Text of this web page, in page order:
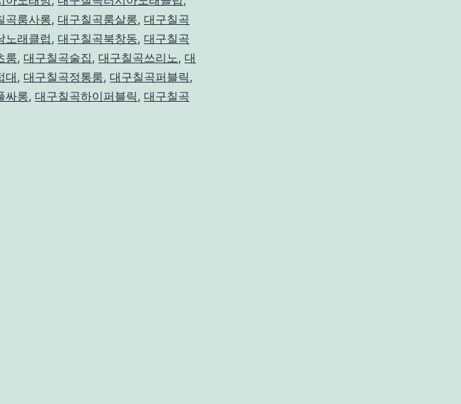
곡룸사롱, 대구칠곡룸살롱, 대구칠곡
노래클럽, 대구칠곡북창동, 대구칠곡
룸, 대구칠곡술집, 대구칠곡쓰리노, 대
대, 대구칠곡정통룸, 대구칠곡퍼블릭,
싸롱, 대구칠곡하이퍼블릭, 대구칠곡